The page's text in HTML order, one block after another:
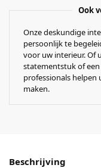
Ook
Onze deskundige
persoonlijk te
voor uw interieur. Of
statementstuk of
professionals helpen
maken.
Beschrijving